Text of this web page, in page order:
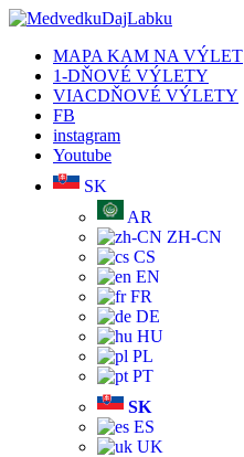
MAPA KAM NA VÝLET
1-DŇOVÉ VÝLETY
VIACDŇOVÉ VÝLETY
FB
instagram
Youtube
SK
AR
ZH-CN
CS
EN
FR
DE
HU
PL
PT
SK
ES
UK